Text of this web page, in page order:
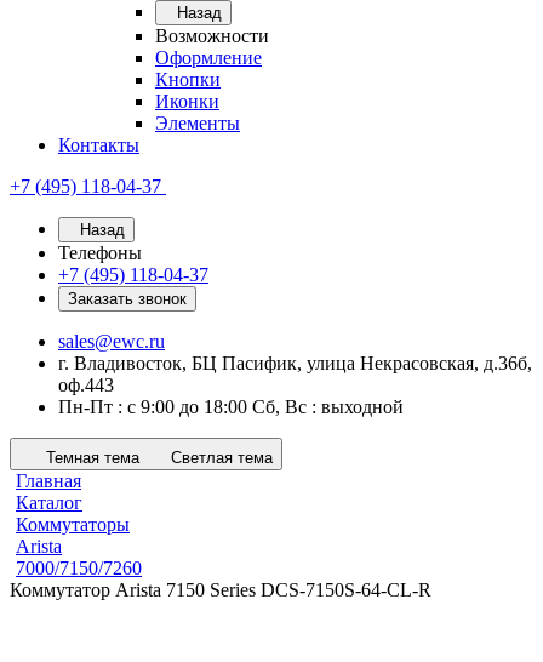
Назад
Возможности
Оформление
Кнопки
Иконки
Элементы
Контакты
+7 (495) 118-04-37
Назад
Телефоны
+7 (495) 118-04-37
Заказать звонок
sales@ewc.ru
г. Владивосток, БЦ Пасифик, улица Некрасовская, д.36б,
оф.443
Пн-Пт : с 9:00 до 18:00 Сб, Вс : выходной
Темная тема Светлая тема
Главная
Каталог
Коммутаторы
Arista
7000/7150/7260
Коммутатор Arista 7150 Series DCS-7150S-64-CL-R